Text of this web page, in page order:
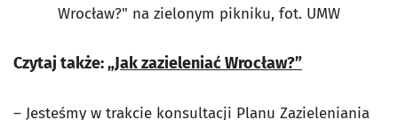
Wrocław?" na zielonym pikniku, fot. UMW
Czytaj także:„Jak zazieleniać Wrocław?”
– Jesteśmy w trakcie konsultacji Planu Zazieleniania